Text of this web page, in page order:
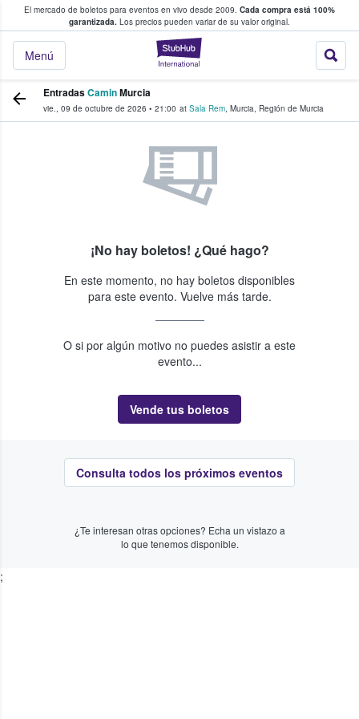
El mercado de boletos para eventos en vivo desde 2009. Cada compra está 100%
garantizada. Los precios pueden variar de su valor original.
StubHub: donde
Menú
fans compran y venden boletos
EntradasCaminMurcia
vie., 09 de octubre de 2026 • 21:00 at Sala Rem, Murcia, Región de Murcia
¡No hay boletos! ¿Qué hago?
En este momento, no hay boletos disponibles
para este evento. Vuelve más tarde.
O si por algún motivo no puedes asistir a este
evento...
Vende tus boletos
Consulta todos los próximos eventos
¿Te interesan otras opciones? Echa un vistazo a
lo que tenemos disponible.
;